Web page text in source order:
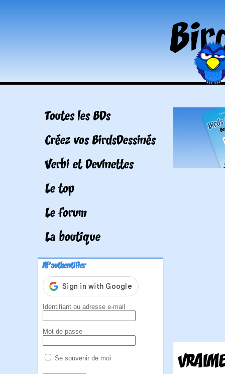
Toutes les BDs
Créez vos BirdsDessinés
Verbi et Devinettes
Le top
Le forum
La boutique
M'authentifier
Identifiant ou adresse e-mail
Mot de passe
Se souvenir de moi